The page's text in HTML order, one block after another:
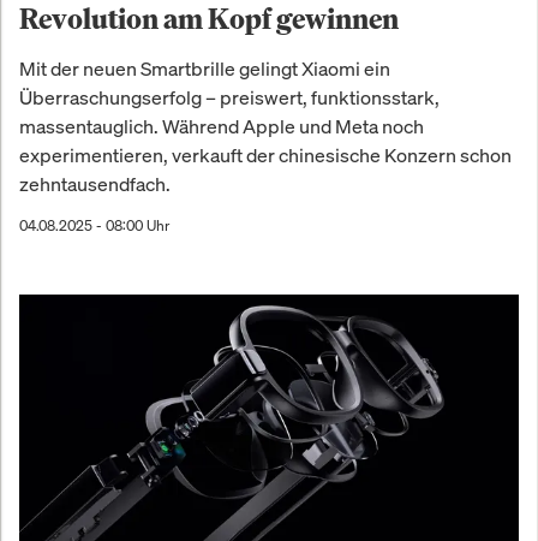
Revolution am Kopf gewinnen
Mit der neuen Smartbrille gelingt Xiaomi ein
Überraschungserfolg – preiswert, funktionsstark,
massentauglich. Während Apple und Meta noch
experimentieren, verkauft der chinesische Konzern schon
zehntausendfach.
04.08.2025 - 08:00 Uhr